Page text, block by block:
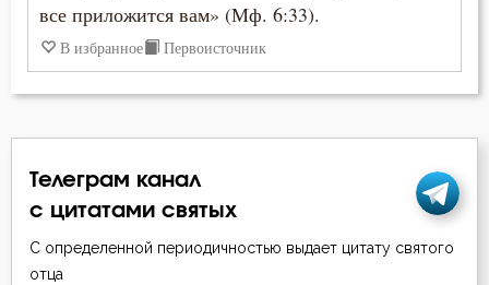
Здоровье
Зло
Исповедь
Ложь
Любовь
все приложится вам» (Мф. 6:33).
В избранное Первоисточник
Телеграм канал
с цитатами святых
С определенной периодичностью выдает цитату святого
отца